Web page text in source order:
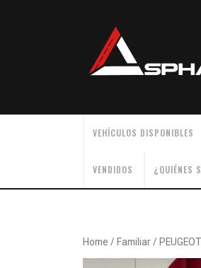
VEHÍCULOS DISPONIBLES
VENDIDOS ¿QUIÉNES
Home / Familiar /